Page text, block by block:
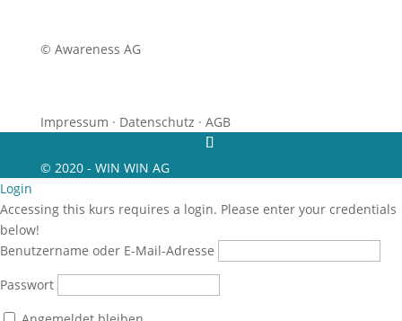
© Awareness AG
Impressum · Datenschutz · AGB
© 2020 - WIN WIN AG
Login
Accessing this kurs requires a login. Please enter your credentials
below!
Benutzername oder E-Mail-Adresse
Passwort